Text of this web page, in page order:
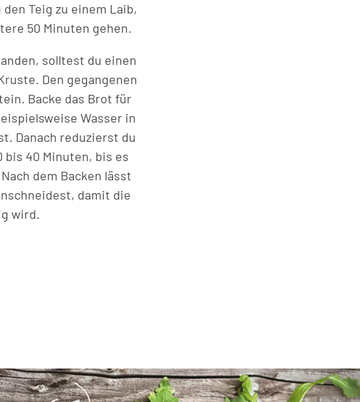
Teig zu einem Laib,
50 Minuten gehen.
solltest du einen
Den gegangenen
Backe das Brot für
Wasser in
Danach reduzierst du
bis 40 Minuten, bis es
dem Backen lässt
damit die
wird.